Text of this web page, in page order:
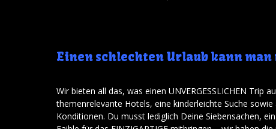
Einen schlechten Urlaub kann
Wir bieten all das, was einen UNVERGESSLICHEN Trip
themenrelevante Hotels, eine kinderleichte Suche
Konditionen. Du musst lediglich Deine Siebensachen,